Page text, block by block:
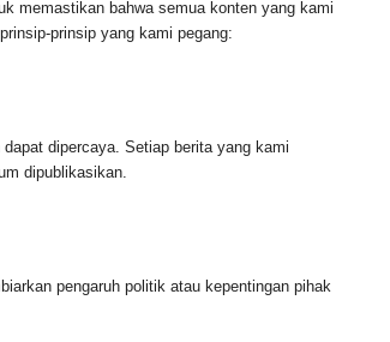
memastikan bahwa semua konten yang kami
prinsip yang kami pegang:
dipercaya. Setiap berita yang kami
dipublikasikan.
pengaruh politik atau kepentingan pihak